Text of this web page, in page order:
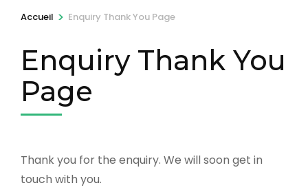
Accueil > Enquiry Thank You Page
Enquiry Thank You
Page
Thank you for the enquiry. We will soon get in
touch with you.